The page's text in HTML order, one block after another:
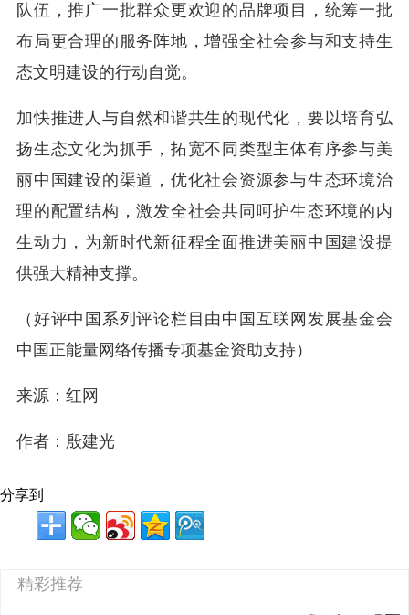
队伍，推广一批群众更欢迎的品牌项目，统筹一批
布局更合理的服务阵地，增强全社会参与和支持生
态文明建设的行动自觉。
加快推进人与自然和谐共生的现代化，要以培育弘
扬生态文化为抓手，拓宽不同类型主体有序参与美
丽中国建设的渠道，优化社会资源参与生态环境治
理的配置结构，激发全社会共同呵护生态环境的内
生动力，为新时代新征程全面推进美丽中国建设提
供强大精神支撑。
（好评中国系列评论栏目由中国互联网发展基金会
中国正能量网络传播专项基金资助支持）
来源：红网
作者：殷建光
分享到
精彩推荐